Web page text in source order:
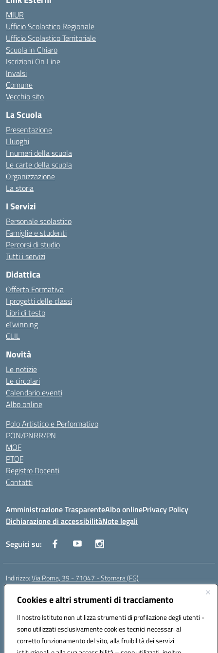
Cookies e altri strumenti di tracciamento
Il nostro Istituto non utilizza strumenti di profilazione degli utenti -
sono utilizzati esclusivamente cookies tecnici necessari al
corretto funzionamento del sito, alla fruibilità dei servizi
MIUR
Ufficio Scolastico Regionale
Ufficio Scolastico Territoriale
Scuola in Chiaro
Iscrizioni On Line
Invalsi
Comune
Vecchio sito
La Scuola
Presentazione
I luoghi
I numeri della scuola
Le carte della scuola
Organizzazione
La storia
I Servizi
Personale scolastico
Famiglie e studenti
Percorsi di studio
Tutti i servizi
Didattica
Offerta Formativa
I progetti delle classi
Libri di testo
eTwinning
CLIL
Novità
Le notizie
Le circolari
Calendario eventi
Albo online
Polo Artistico e Performativo
PON/PNRR/PN
MOF
PTOF
Registro Docenti
Contatti
Amministrazione TrasparenteAlbo onlinePrivacy Policy
Dichiarazione di accessibilitàNote legali
Seguici su:
Indirizzo:Via Roma, 39 - 71047 - Stornara (FG)
Centralino:
Posta elettronica certificata (PEC):FGIC83700P@pec.istruzione.it
Codice fiscale: 90015650717
Codice meccanografico:FGIC83700P
Codice Indice delle Pubbliche Amministrazioni (IPA): istsc_fgic83700p
Codice unico di fatturazione (CUF): UFUOPR